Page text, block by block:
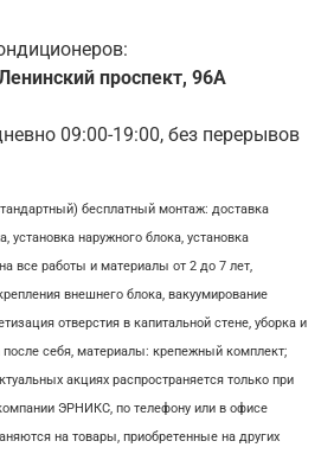
проспект, 96А
09:00-19:00, без перерывов
бесплатный монтаж: доставка
установка наружного блока, установка
все работы и материалы от 2 до 7 лет,
внешнего блока, вакуумирование
отверстия в капитальной стене, уборка и
после себя, материалы: крепежный комплект;
акциях распространяется только при
ЭРНИКС, по телефону или в офисе
на товары, приобретенные на других